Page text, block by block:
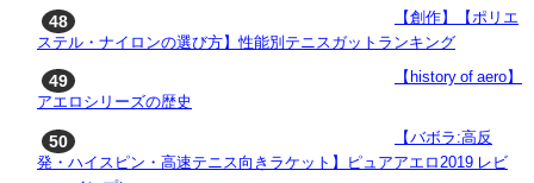
【創作】【ポリエ
ステル・ナイロンの選び方】性能別テニスガットランキング
【history of aero】
アエロシリーズの歴史
【バボラ:高反
発・ハイスピン・高速テニス向きラケット】ピュアアエロ2019 レビ